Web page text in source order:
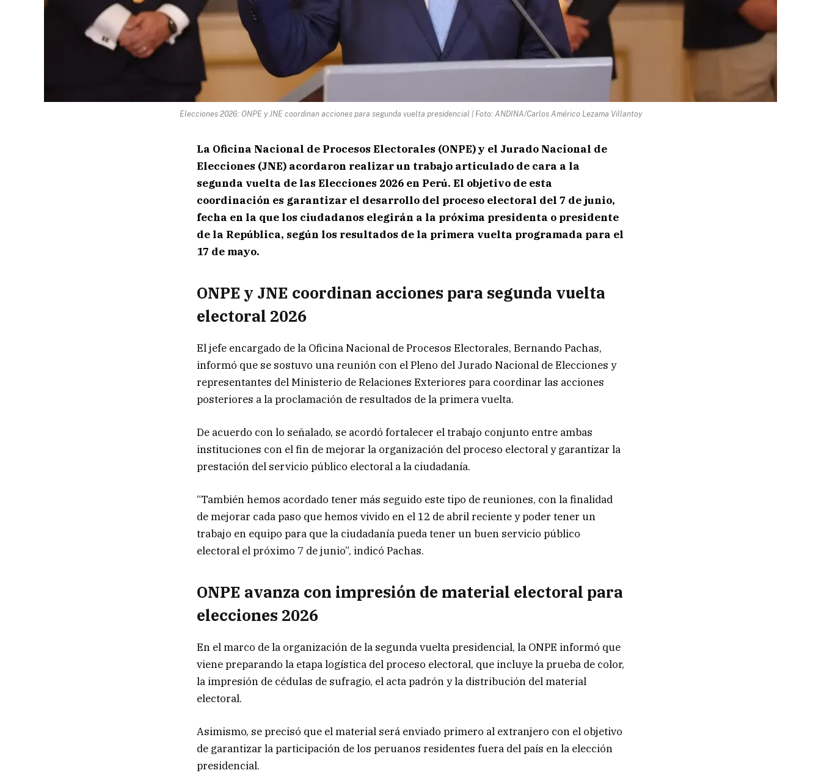
Elecciones 2026: ONPE y JNE coordinan acciones para segunda vuelta presidencial | Foto: ANDINA/Carlos Américo Lezama Villantoy
La Oficina Nacional de Procesos Electorales (ONPE) y el Jurado Nacional de
Elecciones (JNE) acordaron realizar un trabajo articulado de cara a la
segunda vuelta de las Elecciones 2026 en Perú. El objetivo de esta
coordinación es garantizar el desarrollo del proceso electoral del 7 de junio,
fecha en la que los ciudadanos elegirán a la próxima presidenta o presidente
de la República, según los resultados de la primera vuelta programada para el
17 de mayo.
ONPE y JNE coordinan acciones para segunda vuelta
electoral 2026
El jefe encargado de la Oficina Nacional de Procesos Electorales, Bernando Pachas,
informó que se sostuvo una reunión con el Pleno del Jurado Nacional de Elecciones y
representantes del Ministerio de Relaciones Exteriores para coordinar las acciones
posteriores a la proclamación de resultados de la primera vuelta.
De acuerdo con lo señalado, se acordó fortalecer el trabajo conjunto entre ambas
instituciones con el fin de mejorar la organización del proceso electoral y garantizar la
prestación del servicio público electoral a la ciudadanía.
“También hemos acordado tener más seguido este tipo de reuniones, con la finalidad
de mejorar cada paso que hemos vivido en el 12 de abril reciente y poder tener un
trabajo en equipo para que la ciudadanía pueda tener un buen servicio público
electoral el próximo 7 de junio”, indicó Pachas.
ONPE avanza con impresión de material electoral para
elecciones 2026
En el marco de la organización de la segunda vuelta presidencial, la ONPE informó que
viene preparando la etapa logística del proceso electoral, que incluye la prueba de color,
la impresión de cédulas de sufragio, el acta padrón y la distribución del material
electoral.
Asimismo, se precisó que el material será enviado primero al extranjero con el objetivo
de garantizar la participación de los peruanos residentes fuera del país en la elección
presidencial.